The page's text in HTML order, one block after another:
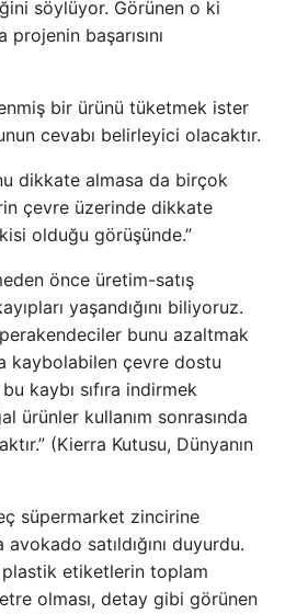
söylüyor. Görünen o ki
başarısını
bir ürünü tüketmek ister
cevabı belirleyici olacaktır.
dikkate almasa da birçok
çevre üzerinde dikkate
olduğu görüşünde.”
önce üretim-satış
yaşandığını biliyoruz.
bunu azaltmak
kaybolabilen çevre dostu
kaybı sıfıra indirmek
ürünler kullanım sonrasında
(Kierra Kutusu, Dünyanın
süpermarket zincirine
satıldığını duyurdu.
plastik etiketlerin toplam
olması, detay gibi görünen